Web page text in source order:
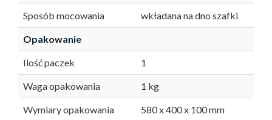
Sposób mocowania wkładana na dno szafki
Opakowanie
Ilość paczek 1
Waga opakowania 1 kg
Wymiary opakowania 580 x 400 x 100 mm